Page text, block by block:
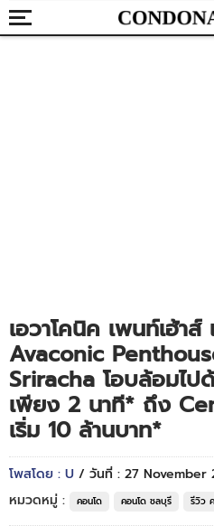
เอวาโคนิค เพนท์เฮ้าส์
Avaconic
Sriracha โอบล้อมไปด้
เพียง 2 นาที* ถึง
เริ่ม 10 ล้านบาท*
โพสโดย : U / วันที่ : 27 November
หมวดหมู่ :
คอนโด คอนโด ชลบุรี รีวิว